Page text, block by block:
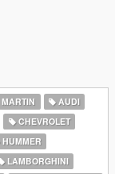
AUDI
CHEVROLET
HUMMER
LAMBORGHINI